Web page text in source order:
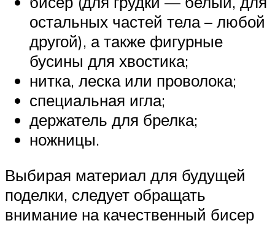
остальных частей тела – любой
другой), а также фигурные
бусины для хвостика;
нитка, леска или проволока;
специальная игла;
держатель для брелка;
ножницы.
Выбирая материал для будущей
поделки, следует обращать
внимание на качественный бисер